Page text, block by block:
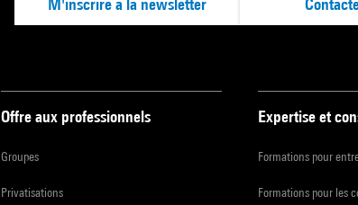
M'inscrire à la newsletter
Offre aux professionnels
Groupes
Privatisations
Expertise et
Formations pour
Formations pour les